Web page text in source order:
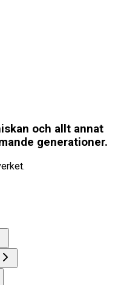
och allt annat
generationer.